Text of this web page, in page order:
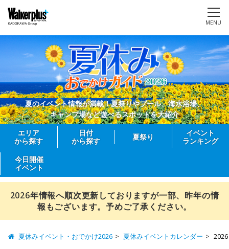
MENU
夏のイベント情報が満載！夏祭りやプール、海水浴場、
キャンプ場など遊べるスポットを大紹介
エリア
から探す
日付
から探す
夏祭り
イベント
ランキング
今日開催
イベント
2026年情報へ順次更新しておりますが一部、昨年の情
報もございます。予めご了承ください。
夏休みイベント・おでかけ2026 夏休みイベントカレンダー